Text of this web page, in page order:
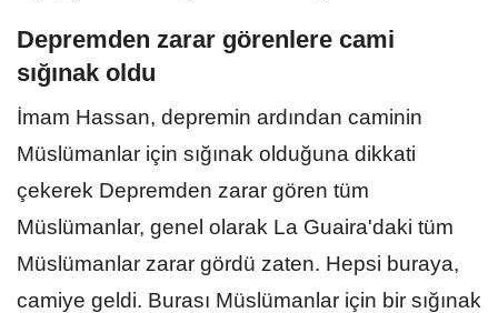
Depremden zarar görenlere cami
sığınak oldu
İmam Hassan, depremin ardından caminin
Müslümanlar için sığınak olduğuna dikkati
çekerek Depremden zarar gören tüm
Müslümanlar, genel olarak La Guaira'daki tüm
Müslümanlar zarar gördü zaten. Hepsi buraya,
camiye geldi. Burası Müslümanlar için bir sığınak